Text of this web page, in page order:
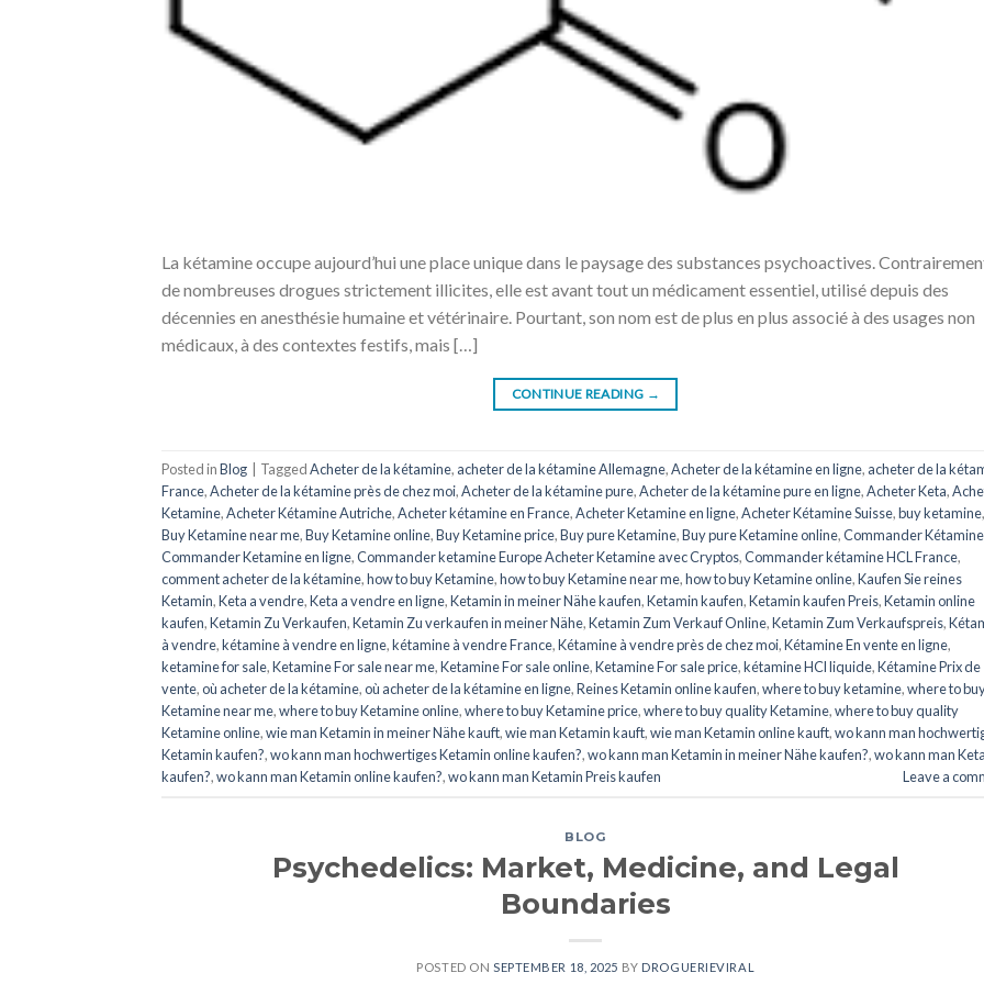
La kétamine occupe aujourd’hui une place unique dans le paysage des substances psychoactives.
de nombreuses drogues strictement illicites, elle est avant tout un médicament essentiel, utilisé depuis des
décennies en anesthésie humaine et vétérinaire. Pourtant, son nom est de plus en plus associé à des usages non
médicaux, à des contextes festifs, mais […]
CONTINUE READING →
Posted inBlog TaggedAcheter de la kétamine, acheter de la kétamine Allemagne,Acheter de la kétamine en ligne, acheter de la
France,Acheter de la kétamine près de chez moi,Acheter de la kétamine pure,Acheter de la kétamine pure en ligne,Acheter Keta,
Ketamine,Acheter Kétamine Autriche,Acheter kétamine en France,Acheter Ketamine en ligne,Acheter Kétamine Suisse,buy ketamine,
Buy Ketamine near me,Buy Ketamine online,Buy Ketamine price,Buy pure Ketamine,Buy pure Ketamine online,Commander Kétamine
Commander Ketamine en ligne,Commander ketamine Europe Acheter Ketamine avec Cryptos,Commander kétamine HCL France,
comment acheter de la kétamine,how to buy Ketamine,how to buy Ketamine near me,how to buy Ketamine online,Kaufen Sie reines
Ketamin,Keta a vendre,Keta a vendre en ligne,Ketamin in meiner Nähe kaufen,Ketamin kaufen,Ketamin kaufen Preis,Ketamin online
kaufen,Ketamin Zu Verkaufen,Ketamin Zu verkaufen in meiner Nähe,Ketamin Zum Verkauf Online,Ketamin Zum Verkaufspreis,
à vendre,kétamine à vendre en ligne,kétamine à vendre France,Kétamine à vendre près de chez moi,Kétamine En vente en ligne,
ketamine for sale,Ketamine For sale near me,Ketamine For sale online,Ketamine For sale price,kétamine HCl liquide,Kétamine Prix de
vente,où acheter de la kétamine,où acheter de la kétamine en ligne,Reines Ketamin online kaufen,where to buy ketamine,where to
Ketamine near me,where to buy Ketamine online,where to buy Ketamine price,where to buy quality Ketamine,where to buy quality
Ketamine online,wie man Ketamin in meiner Nähe kauft,wie man Ketamin kauft,wie man Ketamin online kauft,wo kann man
Ketamin kaufen?,wo kann man hochwertiges Ketamin online kaufen?,wo kann man Ketamin in meiner Nähe kaufen?,wo kann man
kaufen?,wo kann man Ketamin online kaufen?,wo kann man Ketamin Preis kaufen Leave a
BLOG
Psychedelics: Market, Medicine, and Legal
Boundaries
POSTED ON SEPTEMBER 18, 2025 BY DROGUERIEVIRAL